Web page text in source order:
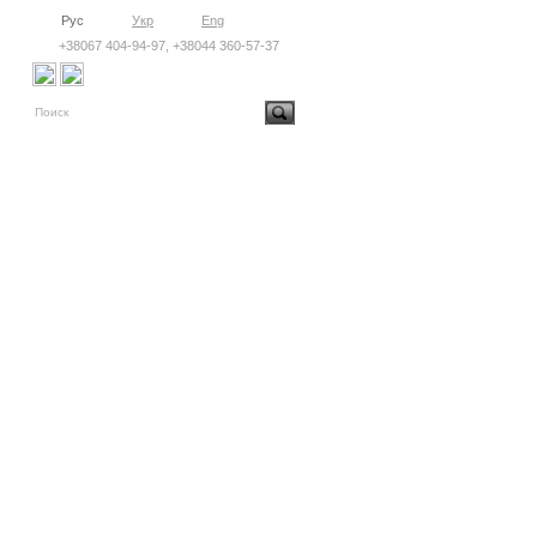
Рус Укр
Eng
+38067 404-94-97, +38044 360-57-37